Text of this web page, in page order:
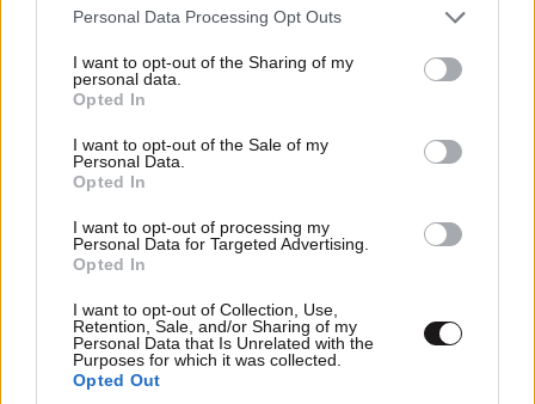
Please note that this website/app uses one or more Google
not limited to your visit or usage behaviour. You may click to
grant or deny consent to Google and its third-party tags to
use your data for below specified purposes in below Google
consent section.
Personal Data Processing Opt Outs
I want to opt-out of the Sharing of my
personal data.
Opted In
I want to opt-out of the Sale of my
Personal Data.
Opted In
I want to opt-out of processing my
Personal Data for Targeted Advertising.
Opted In
I want to opt-out of Collection, Use,
Retention, Sale, and/or Sharing of my
Personal Data that Is Unrelated with the
Purposes for which it was collected.
Opted Out
A post shared by Chrissy Rutherford (@chrissyford)